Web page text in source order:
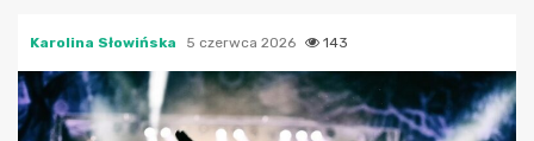
Karolina Słowińska 5 czerwca 2026 143